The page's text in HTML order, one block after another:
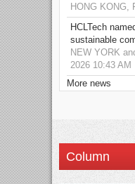
HONG KONG,
HCLTech
sustainable
NEW YORK
2026 10:43 AM
More news
Column